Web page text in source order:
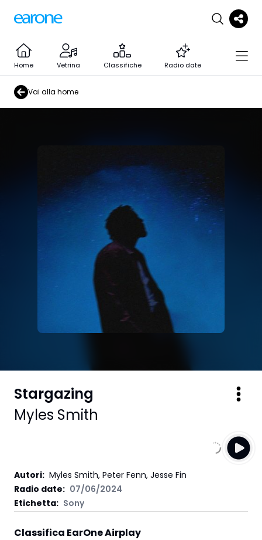
Home Vetrina Classifiche Radio date
Vai alla home
Stargazing
Myles Smith
Autori: Myles Smith, Peter Fenn, Jesse Fin
Radio date: 07/06/2024
Etichetta: Sony
Classifica EarOne Airplay